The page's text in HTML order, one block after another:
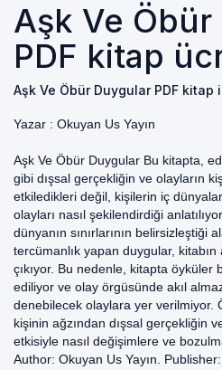
Aşk Ve
PDF kitap
Aşk Ve Öbür Duygular PDF
Yazar : Okuyan Us Yayın
Aşk Ve Öbür Duygular Bu kitapta,
gibi dışsal gerçekliğin ve olayların
etkiledikleri değil, kişilerin iç
olayları nasıl şekilendirdiği
dünyanın sınırlarının belirsizleştiği
tercümanlık yapan duygular,
çıkıyor. Bu nedenle, kitapta öyküler
ediliyor ve olay örgüsünde akıl
denebilecek olaylara yer verilmiyor.
kişinin ağzından dışsal gerçekliğin
etkisiyle nasıl değişimlere ve
Author: Okuyan Us Yayın.